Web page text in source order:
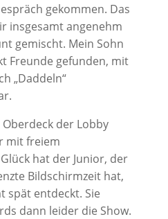
gekommen. Das
insgesamt angenehm
gemischt. Mein Sohn
Freunde gefunden, mit
„Daddeln“
der Lobby
mit freiem
hat der Junior, der
Bildschirmzeit hat,
spät entdeckt. Sie
dann leider die Show.